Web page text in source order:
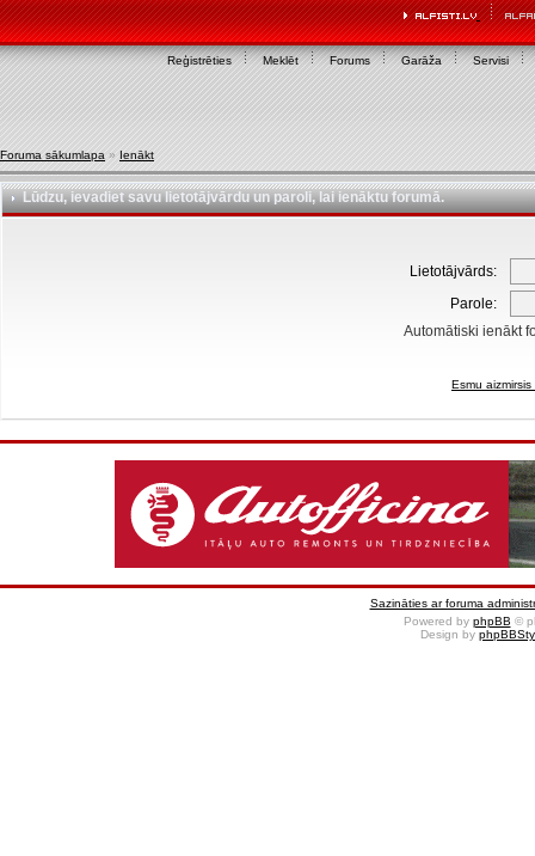
Reģistrēties Meklēt Forums Garāža Servisi
Foruma sākumlapa » Ienākt
Lūdzu, ievadiet savu lietotājvārdu un paroli, lai ienāktu forumā.
Lietotājvārds:
Parole:
Automātiski ienākt
Esmu
Sazināties ar foruma
Powered by phpBB ©
Design by